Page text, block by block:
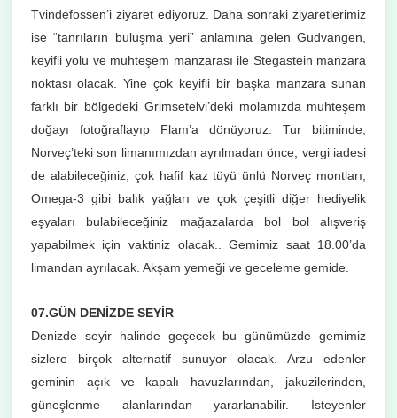
Tvindefossen’i ziyaret ediyoruz. Daha sonraki ziyaretlerimiz
ise “tanrıların buluşma yeri” anlamına gelen Gudvangen,
keyifli yolu ve muhteşem manzarası ile Stegastein manzara
noktası olacak. Yine çok keyifli bir başka manzara sunan
farklı bir bölgedeki Grimsetelvi’deki molamızda muhteşem
doğayı fotoğraflayıp Flam’a dönüyoruz. Tur bitiminde,
Norveç’teki son limanımızdan ayrılmadan önce, vergi iadesi
de alabileceğiniz, çok hafif kaz tüyü ünlü Norveç montları,
Omega-3 gibi balık yağları ve çok çeşitli diğer hediyelik
eşyaları bulabileceğiniz mağazalarda bol bol alışveriş
yapabilmek için vaktiniz olacak.. Gemimiz saat 18.00’da
limandan ayrılacak. Akşam yemeği ve geceleme gemide.
07.GÜN DENİZDE SEYİR
Denizde seyir halinde geçecek bu günümüzde gemimiz
sizlere birçok alternatif sunuyor olacak. Arzu edenler
geminin açık ve kapalı havuzlarından, jakuzilerinden,
güneşlenme alanlarından yararlanabilir. İsteyenler